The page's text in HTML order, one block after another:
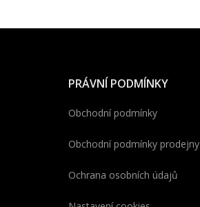
PRÁVNÍ PODMÍNKY
Obchodní podmínky
Obchodní podmínky prodejny
Ochrana osobních údajů